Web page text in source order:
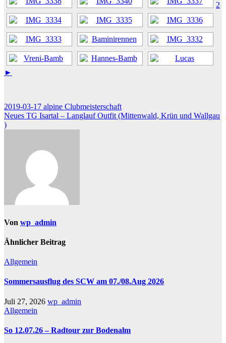
2
►
Beitragsnavigation
2019-03-17 alpine Clubmeisterschaft
Neues TG Isartal – Langlauf Outfit (Mittenwald, Krün und Wallgau
)
Von wp_admin
Ähnlicher Beitrag
Allgemein
Sommersausflug des SCW am 07./08.Aug 2026
Juli 27, 2026 wp_admin
Allgemein
So 12.07.26 – Radtour zur Bodenalm